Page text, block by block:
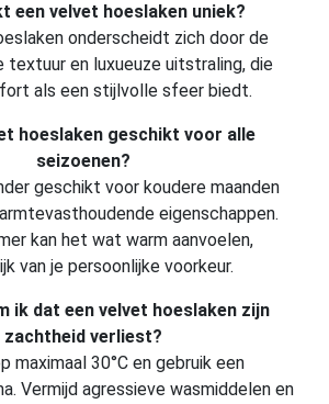
een velvet hoeslaken uniek?
onderscheidt zich door de
textuur en luxueuze uitstraling, die
als een stijlvolle sfeer biedt.
hoeslaken geschikt voor alle
seizoenen?
geschikt voor koudere maanden
eigenschappen.
kan het wat warm aanvoelen,
van je persoonlijke voorkeur.
ik dat een velvet hoeslaken zijn
zachtheid verliest?
maximaal 30°C en gebruik een
Vermijd agressieve wasmiddelen en